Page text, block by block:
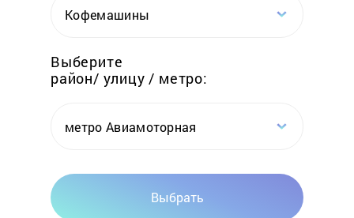
Emtas
Erdo
Esbit
Кофемашины
Выберите
район/ улицу / метро:
метро Авиамоторная
Выбрать